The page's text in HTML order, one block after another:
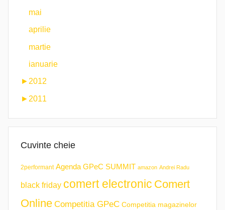
mai
aprilie
martie
ianuarie
►2012
► 2011
Cuvinte cheie
2performant Agenda GPeC SUMMIT amazon Andrei Radu
black friday comert electronic Comert
Online Competitia GPeC Competitia magazinelor